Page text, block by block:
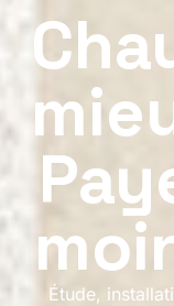
Étude,